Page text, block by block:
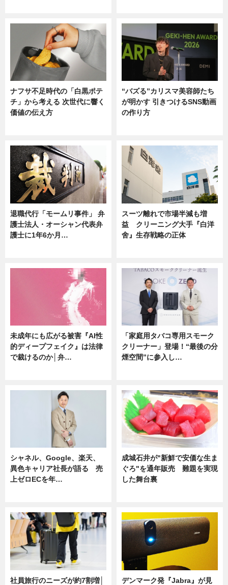
ナフサ不足時代の「白黒ポテ
チ」から考える 次世代に響く
価値の伝え方
“バズる”カリスマ美容師たち
が明かす 引きつけるSNS動画
の作り方
退職代行「モームリ事件」 弁
護士法人・オーシャン代表弁
護士に1年6か月…
スーツ離れで市場半減も増
益 クリーニング大手『白洋
舍』生存戦略の正体
未成年にも広がる被害『AI性
的ディープフェイク』は法律
で裁けるのか│弁…
「家庭用タバコ専用スモーク
クリーナー」登場！“最後の分
煙空間”に参入し…
シャネル、Google、楽天、
異色キャリア社長が語る 売
上ゼロECを年…
成城石井が"新鮮で安価な生ま
ぐろ"を通年販売 難題を実現
した舞台裏
社員旅行のニーズが約7割増│
デンマーク発『Jabra』が見